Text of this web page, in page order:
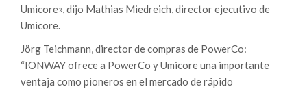
Umicore», dijo Mathias Miedreich, director ejecutivo de
Umicore.
Jörg Teichmann, director de compras de PowerCo:
“IONWAY ofrece a PowerCo y Umicore una importante
ventaja como pioneros en el mercado de rápido